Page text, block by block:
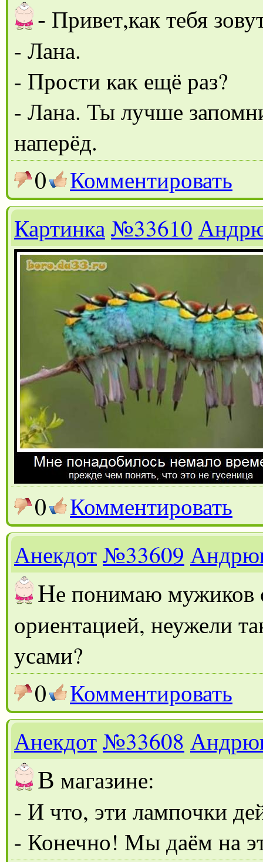
- Привет,как тебя
- Лана.
- Прости как ещё раз?
- Лана. Ты лучше
наперёд.
0
Комментировать
Картинка№33610
0
Комментировать
Анекдот№33609
Не понимаю мужиков
ориентацией, неужели
усами?
0
Комментировать
Анекдот№33608
В магазине:
- И что, эти лампочки
- Конечно! Мы даём на